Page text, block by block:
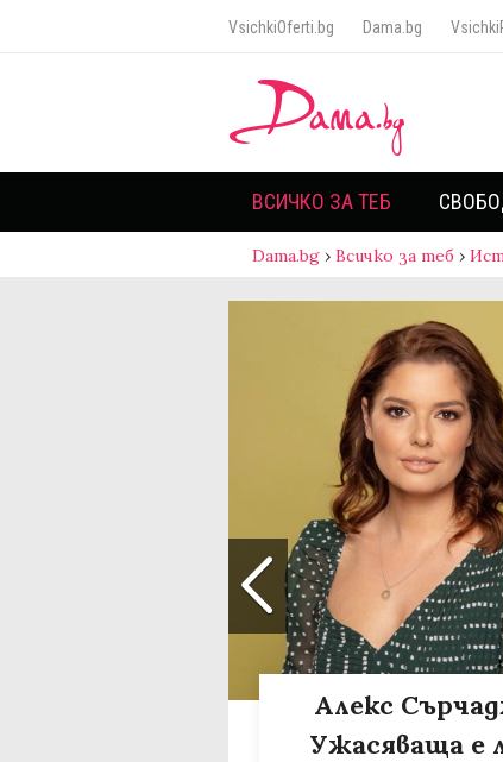
VsichkiOferti.bg Dama.bg
ВСИЧКО ЗА ТЕБ
Dama.bg › Всичко за теб ›
Алекс
Ужасяваща е